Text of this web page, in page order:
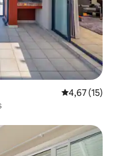
Évaluation
4,67 (15)